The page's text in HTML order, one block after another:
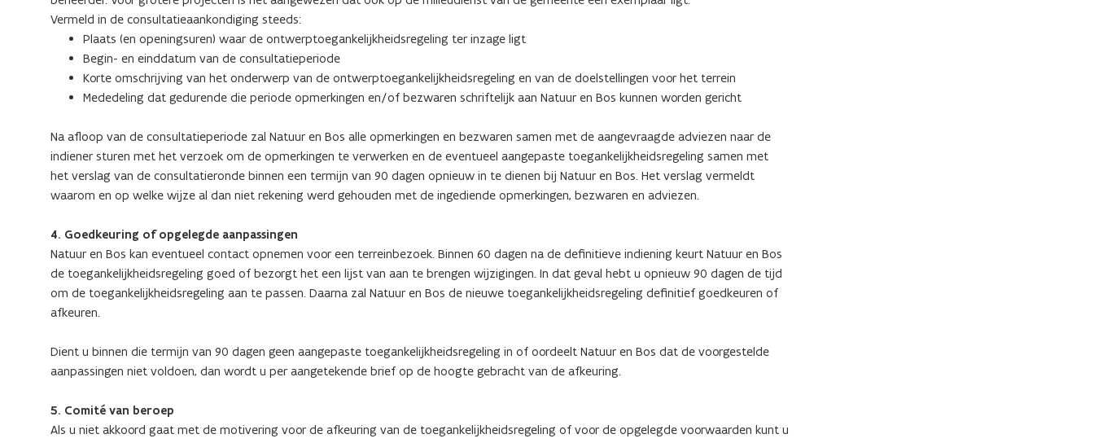
Vermeld in de consultatieaankondiging steeds:
Plaats (en openingsuren) waar de ontwerptoegankelijkheidsregeling ter inzage ligt
Begin- en einddatum van de consultatieperiode
Korte omschrijving van het onderwerp van de ontwerptoegankelijkheidsregeling en van de doelstellingen voor het terrein
Mededeling dat gedurende die periode opmerkingen en/of bezwaren schriftelijk aan Natuur en Bos kunnen worden gericht
Na afloop van de consultatieperiode zal Natuur en Bos alle opmerkingen en bezwaren samen met de aangevraagde adviezen naar de
indiener sturen met het verzoek om de opmerkingen te verwerken en de eventueel aangepaste toegankelijkheidsregeling samen met
het verslag van de consultatieronde binnen een termijn van 90 dagen opnieuw in te dienen bij Natuur en Bos. Het verslag vermeldt
waarom en op welke wijze al dan niet rekening werd gehouden met de ingediende opmerkingen, bezwaren en adviezen.
4. Goedkeuring of opgelegde aanpassingen
Natuur en Bos kan eventueel contact opnemen voor een terreinbezoek. Binnen 60 dagen na de definitieve indiening keurt Natuur en Bos
de toegankelijkheidsregeling goed of bezorgt het een lijst van aan te brengen wijzigingen. In dat geval hebt u opnieuw 90 dagen de tijd
om de toegankelijkheidsregeling aan te passen. Daarna zal Natuur en Bos de nieuwe toegankelijkheidsregeling definitief goedkeuren of
afkeuren.
Dient u binnen die termijn van 90 dagen geen aangepaste toegankelijkheidsregeling in of oordeelt Natuur en Bos dat de voorgestelde
aanpassingen niet voldoen, dan wordt u per aangetekende brief op de hoogte gebracht van de afkeuring.
5. Comité van beroep
Als u niet akkoord gaat met de motivering voor de afkeuring van de toegankelijkheidsregeling of voor de opgelegde voorwaarden kunt u